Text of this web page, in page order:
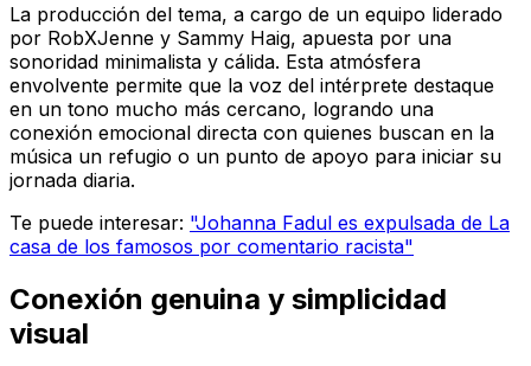
La producción del tema, a cargo de un equipo liderado
por RobXJenne y Sammy Haig, apuesta por una
sonoridad minimalista y cálida. Esta atmósfera
envolvente permite que la voz del intérprete destaque
en un tono mucho más cercano, logrando una
conexión emocional directa con quienes buscan en la
música un refugio o un punto de apoyo para iniciar su
jornada diaria.
Te puede interesar: "Johanna Fadul es expulsada de La
casa de los famosos por comentario racista"
Conexión genuina y simplicidad
visual